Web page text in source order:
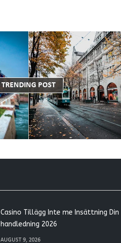
TRENDING POST
Casino Tillägg Inte me Insättning Din
handledning 2026
AUGUST 9, 2026